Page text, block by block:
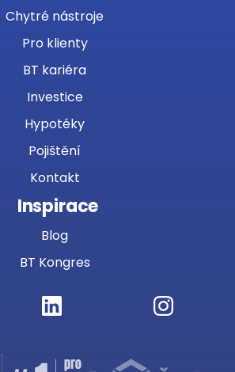
Chytré nástroje
Pro klienty
BT kariéra
Investice
Hypotéky
Pojištění
Kontakt
Inspirace
Blog
BT Kongres